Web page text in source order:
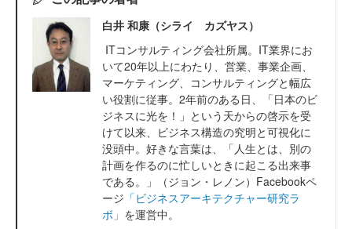
白井 和康（シライ カズヤス）
ITコンサルティング会社所属。IT業界にお
いて20年以上にわたり、営業、事業企画、
マーケティング、コンサルティングと幅広
い役割に従事。2年前のある日、「日本のビ
ジネスに光を！」という天からの啓示を受
けて以来、ビジネス構造の究明と可視化に
没頭中。好きな言葉は、「人生とは、別の
計画を作るのに忙しいときに起こる出来事
である。」（ジョン・レノン）Facebookペ
ージ 「ビジネスアーキテクチャー研究ラ
ボ」 を運営中。